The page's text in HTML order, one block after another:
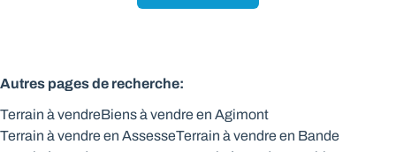
Max. budget
Autres pages de recherche:
Terrain à vendreBiens à vendre en Agimont
Terrain à vendre en AssesseTerrain à vendre en Bande